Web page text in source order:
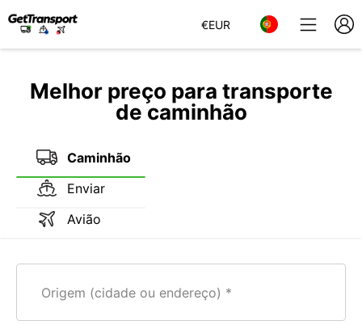
€EUR
Melhor preço para transporte
de caminhão
Caminhão
Enviar
Avião
Origem (cidade ou endereço)